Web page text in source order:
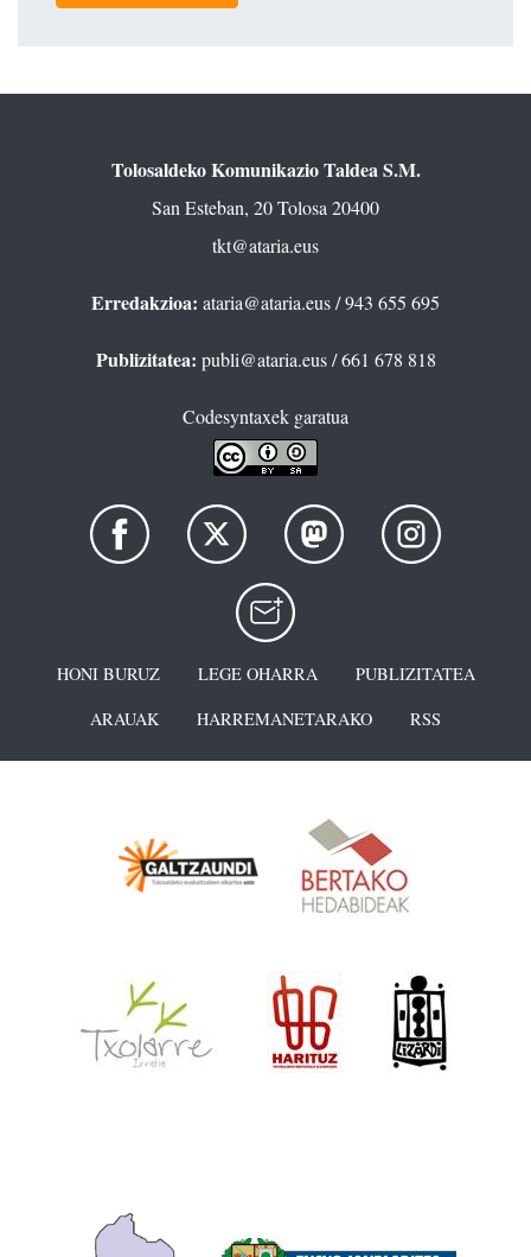
Tolosaldeko Komunikazio Taldea S.M.
San Esteban, 20 Tolosa 20400
tkt@ataria.eus
Erredakzioa: ataria@ataria.eus/ 943 655 695
Publizitatea: publi@ataria.eus/ 661 678 818
Codesyntaxek garatua
HONI BURUZ LEGE OHARRA
PUBLIZITATEA
ARAUAK
HARREMANETARAKO RSS